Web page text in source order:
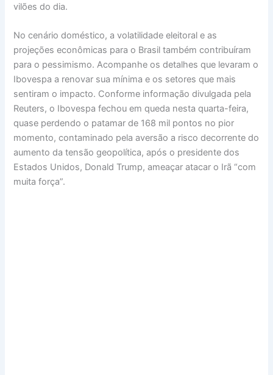
vilões do dia.
No cenário doméstico, a volatilidade eleitoral e as
projeções econômicas para o Brasil também contribuíram
para o pessimismo. Acompanhe os detalhes que levaram o
Ibovespa a renovar sua mínima e os setores que mais
sentiram o impacto. Conforme informação divulgada pela
Reuters, o Ibovespa fechou em queda nesta quarta-feira,
quase perdendo o patamar de 168 mil pontos no pior
momento, contaminado pela aversão a risco decorrente do
aumento da tensão geopolítica, após o presidente dos
Estados Unidos, Donald Trump, ameaçar atacar o Irã “com
muita força”.